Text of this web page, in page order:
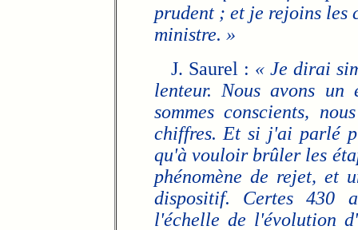
prudent ; et je rejoins les
ministre. »
J. Saurel : « Je dirai
lenteur. Nous avons
sommes conscients,
chiffres. Et si j'ai parlé
qu'à vouloir brûler les
phénomène de rejet, et
dispositif. Certes 430
l'échelle de l'évolution